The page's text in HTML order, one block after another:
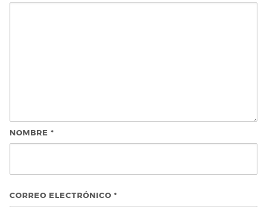
NOMBRE *
CORREO ELECTRÓNICO *